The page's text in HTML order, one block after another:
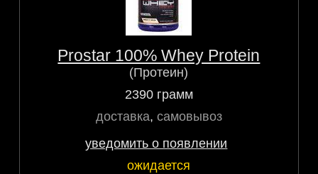
Prostar 100% Whey Protein
(Протеин)
2390 грамм
доставка, самовывоз
уведомить о появлении
ожидается